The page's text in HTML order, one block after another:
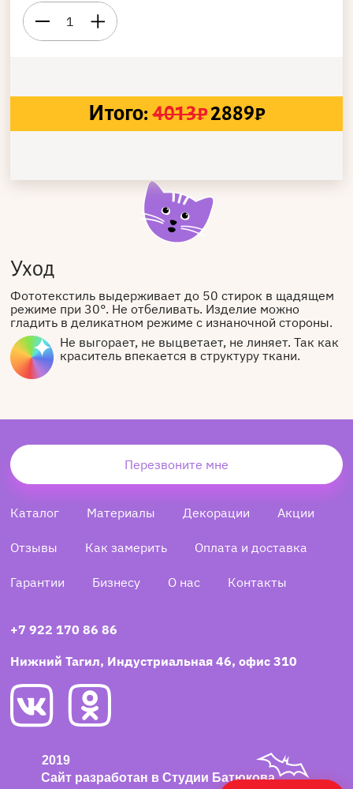
1
Итого: 4013₽2889₽
Уход
Фототекстиль выдерживает до 50 стирок в щадящем
режиме при 30°. Не отбеливать. Изделие можно
гладить в деликатном режиме с изнаночной стороны.
Не выгорает, не выцветает, не линяет. Так как
краситель впекается в структуру ткани.
Перезвоните мне
Каталог Материалы Декорации Акции
Отзывы Как замерить Оплата и доставка
Гарантии Бизнесу О нас Контакты
+7 922 170 86 86
Нижний Тагил, Индустриальная 46, офис 310